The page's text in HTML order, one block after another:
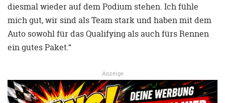
diesmal wieder auf dem Podium stehen. Ich fühle
mich gut, wir sind als Team stark und haben mit dem
Auto sowohl für das Qualifying als auch fürs Rennen
ein gutes Paket.“
Anzeige